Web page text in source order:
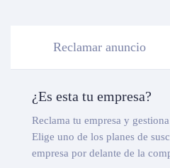
Reclamar anuncio
¿Es esta tu empresa?
Reclama tu empresa y
Elige uno de los planes de
empresa por delante de la